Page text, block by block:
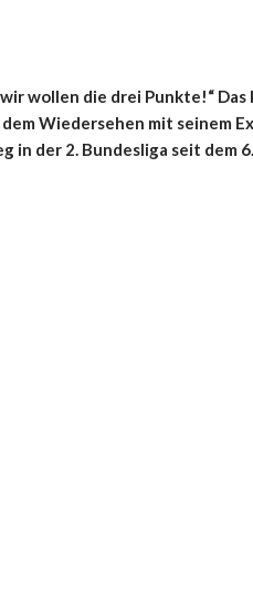
wollen die drei Punkte!“
Wiedersehen mit seinem
in der 2. Bundesliga seit dem